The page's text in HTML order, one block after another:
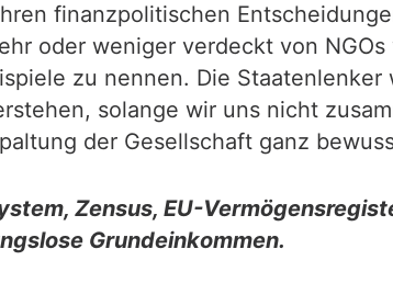
finanzpolitischen
oder weniger verdeckt von
zu nennen. Die
solange wir uns nicht
der Gesellschaft ganz
Zensus, EU-
Grundeinkommen.